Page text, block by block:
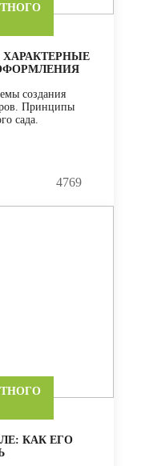
создания
Принципы
сада.
4769
КАК ЕГО